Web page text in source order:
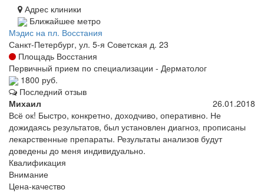
Адрес клиники
Ближайшее метро
Мэдис на пл. Восстания
Санкт-Петербург, ул. 5-я Советская д. 23
Площадь Восстания
Первичный прием по специализации - Дерматолог
1800 руб.
Последний отзыв
Михаил
26.01.2018
Всё ок! Быстро, конкретно, доходчиво, оперативно. Не
дожидаясь результатов, был установлен диагноз, прописаны
лекарственные препараты. Результаты анализов будут
доведены до меня индивидуально.
Квалификация
Внимание
Цена-качество